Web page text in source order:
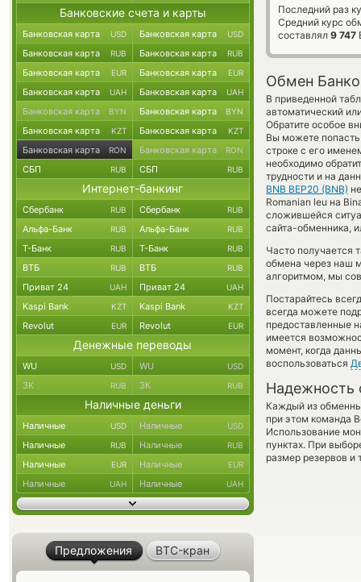
Последний раз
Средний курс
составлял 9 747
Обмен
В приведенной
автоматический
Обратите особое
Вы можете
строке с его
необходимо
трудности и на
BNB BEP20 (BNB)
Romanian leu на
сложившейся
сайта-обменника,
Часто получается
обмена через наш
алгоритмом, мы
Постарайтесь
всегда можете
предоставленные
имеется
момент, когда
воспользоваться
Надежность
Каждый из
при этом команда
Использование
пунктах. При
размер резервов и
Банковские счета и карты
Банковская карта USD Банковская карта USD
Банковская карта RUB Банковская карта RUB
Банковская карта EUR Банковская карта EUR
Банковская карта UAH Банковская карта UAH
Банковская карта BYN Банковская карта BYN
Банковская карта KZT Банковская карта KZT
Банковская карта RON Банковская карта RON
СБП RUB СБП RUB
Интернет-банкинг
Сбербанк RUB Сбербанк RUB
Альфа-Банк RUB Альфа-Банк RUB
Т-Банк RUB Т-Банк RUB
ВТБ RUB ВТБ RUB
Приват 24 UAH Приват 24 UAH
Kaspi Bank KZT Kaspi Bank KZT
Revolut EUR Revolut EUR
Денежные переводы
WU USD WU USD
ЗК RUB ЗК RUB
Наличные деньги
Наличные USD Наличные USD
Наличные RUB Наличные RUB
Наличные EUR Наличные EUR
Наличные UAH Наличные UAH
Предложения BTC-кран